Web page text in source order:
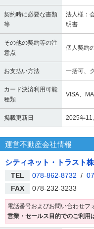
契約時に必要な書類
等
法人様：
明書
その他の契約等の注
意点
個人契約
お支払い方法 一括可、
カード決済利用可能
種類
VISA、
掲載更新日 2025年11
運営不動産会社情報
シティネット・トラスト
TEL 078-862-8732 /
FAX
078-232-3233
電話番号およびお問い合わせフ
営業・セールス目的でのご利用